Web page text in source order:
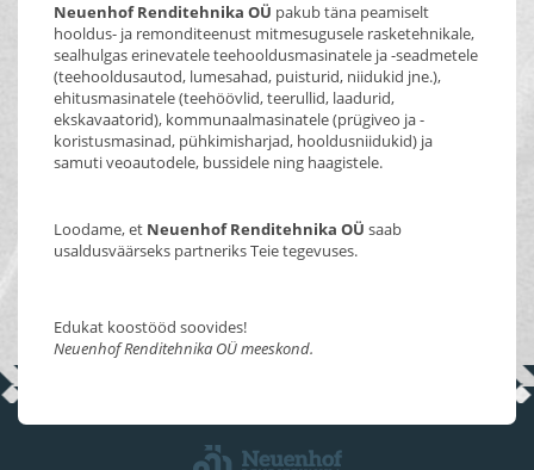
Neuenhof Renditehnika OÜ pakub täna peamiselt
hooldus- ja remonditeenust mitmesugusele rasketehnikale,
sealhulgas erinevatele teehooldusmasinatele ja -seadmetele
(teehooldusautod, lumesahad, puisturid, niidukid jne.),
ehitusmasinatele (teehöövlid, teerullid, laadurid,
ekskavaatorid), kommunaalmasinatele (prügiveo ja -
koristusmasinad, pühkimisharjad, hooldusniidukid) ja
samuti veoautodele, bussidele ning haagistele.
Loodame, et Neuenhof Renditehnika OÜ saab
usaldusväärseks partneriks Teie tegevuses.
Edukat koostööd soovides!
Neuenhof Renditehnika OÜ meeskond.